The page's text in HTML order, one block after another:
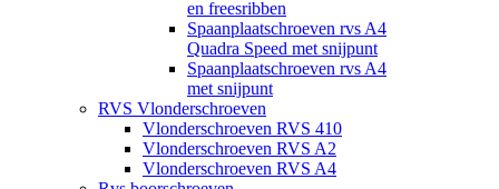
en freesribben
Spaanplaatschroeven rvs A4
Quadra Speed met snijpunt
Spaanplaatschroeven rvs A4
met snijpunt
RVS Vlonderschroeven
Vlonderschroeven RVS 410
Vlonderschroeven RVS A2
Vlonderschroeven RVS A4